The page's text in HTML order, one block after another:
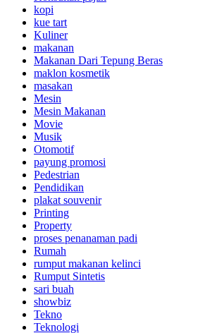
kopi
kue tart
Kuliner
makanan
Makanan Dari Tepung Beras
maklon kosmetik
masakan
Mesin
Mesin Makanan
Movie
Musik
Otomotif
payung promosi
Pedestrian
Pendidikan
plakat souvenir
Printing
Property
proses penanaman padi
Rumah
rumput makanan kelinci
Rumput Sintetis
sari buah
showbiz
Tekno
Teknologi